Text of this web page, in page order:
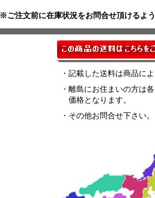
※ご注文前に在庫状況をお問合せ頂けるよう
・記載した送料は商品に
・離島にお住まいの方は
価格となります。
・その他お問合せ下さい。